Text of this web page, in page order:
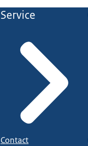
Service
Contact